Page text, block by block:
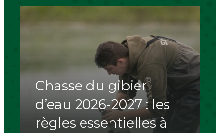
Chasse du gibier
d’eau 2026-2027 : les
règles essentielles à